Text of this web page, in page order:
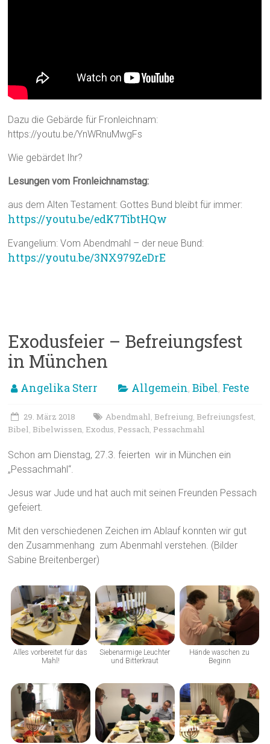
Dazu die Gebärde für Fronleichnam:
https://youtu.be/YnWRnuMwgFs
Wie gebärdet Ihr?
Lesungen vom Fronleichnamstag:
aus dem Alten Testament: Gottes Bund bleibt für immer:
https://youtu.be/edK7TibtHQw
Evangelium: Vom Abendmahl – der neue Bund:
https://youtu.be/3NX979ZeDrE
Exodusfeier – Befreiungsfest
in München
Angelika Sterr Allgemein,Bibel, Feste
29. März 2018 Abendmahl, Befreiung, Befreiungsfest,
Bibel, Bibelwissen, Exodus, Pessach, Pessachmahl
Schon am Dienstag, 27.3. feierten wir in München ein
„Pessachmahl“.
Jesus war Jude und hat auch mit seinen Freunden Pessach
gefeiert.
Mit den verschiedenen Zeichen im Ablauf konnten wir gut
den Zusammenhang zum Abenmahl verstehen. (Bilder
Sabine Breitenberger)
Alles vorbereitet für das
Mahl!
Siebenarmige Leuchter
und Bitterkraut
Hände waschen zu
Beginn